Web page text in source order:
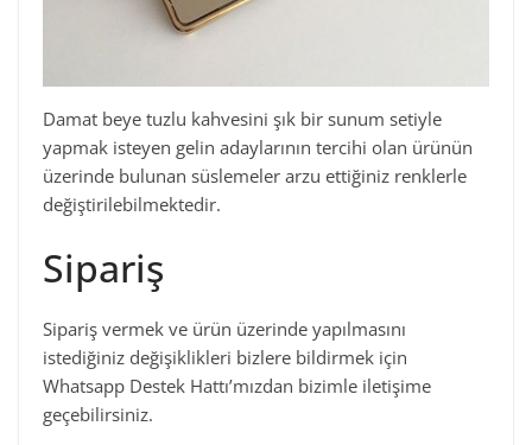
Damat beye tuzlu kahvesini şık bir sunum setiyle
yapmak isteyen gelin adaylarının tercihi olan ürünün
üzerinde bulunan süslemeler arzu ettiğiniz renklerle
değiştirilebilmektedir.
Sipariş
Sipariş vermek ve ürün üzerinde yapılmasını
istediğiniz değişiklikleri bizlere bildirmek için
Whatsapp Destek Hattı’mızdan bizimle iletişime
geçebilirsiniz.